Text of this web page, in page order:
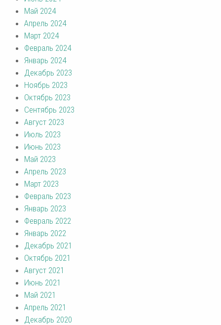
Май 2024
Апрель 2024
Март 2024
Февраль 2024
Январь 2024
Декабрь 2023
Ноябрь 2023
Октябрь 2023
Сентябрь 2023
Август 2023
Июль 2023
Июнь 2023
Май 2023
Апрель 2023
Март 2023
Февраль 2023
Январь 2023
Февраль 2022
Январь 2022
Декабрь 2021
Октябрь 2021
Август 2021
Июнь 2021
Май 2021
Апрель 2021
Декабрь 2020